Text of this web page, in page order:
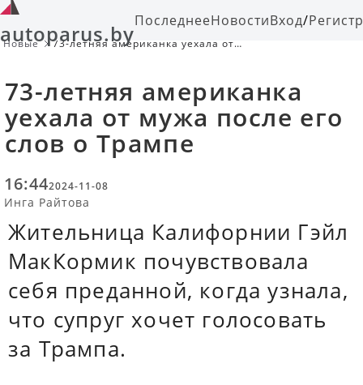
autoparus.byПоследнееНовостиВход/
Новые
73-летняя американка уехала от
73-летняя американка
уехала от мужа после его
слов о Трампе
16:442024-11-08
Инга Райтова
Жительница Калифорнии Гэйл
МакКормик почувствовала
себя преданной, когда узнала,
что супруг хочет голосовать
за Трампа.